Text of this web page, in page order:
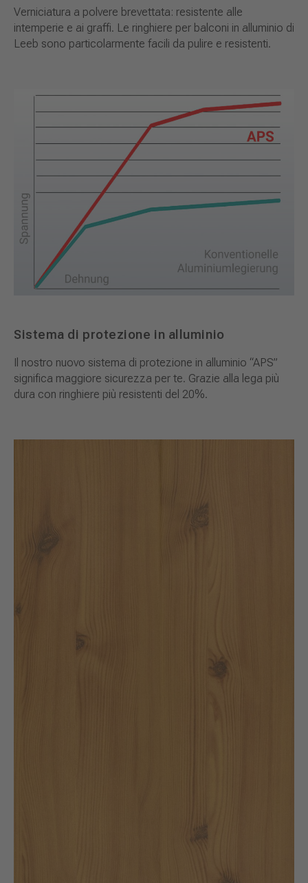
Verniciatura a polvere brevettata: resistente alle
intemperie e ai graffi. Le ringhiere per balconi in alluminio di
Leeb sono particolarmente facili da pulire e resistenti.
Sistema di protezione in alluminio
Il nostro nuovo sistema di protezione in alluminio “APS”
significa maggiore sicurezza per te. Grazie alla lega più
dura con ringhiere più resistenti del 20%.